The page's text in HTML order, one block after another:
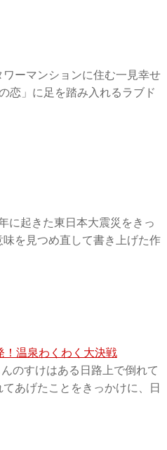
ーマンションに住む一見幸せ
恋」に足を踏み入れるラブド
に起きた東日本大震災をきっ
を見つめ直して書き上げた作
！温泉わくわく大決戦
のすけはある日路上で倒れて
あげたことをきっかけに、日